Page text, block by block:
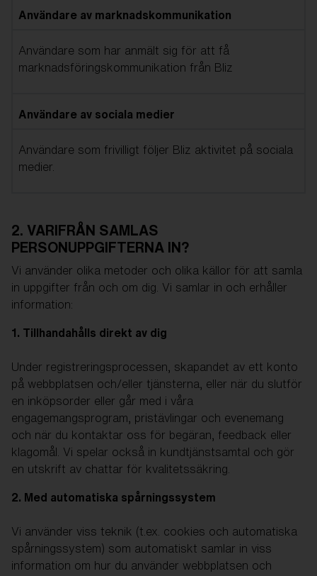
Användare av marknadskommunikation
Användare som har anmält sig för att få
marknadsföringskommunikation från Bliz
Användare av sociala medier
Användare som frivilligt följer Bliz aktivitet på sociala
medier.
2. VARIFRÅN SAMLAS
PERSONUPPGIFTERNA IN?
Vi använder olika metoder och olika källor för att samla
in uppgifter från och om dig. Vi samlar in och erhåller
information:
1. Tillhandahålls direkt av dig
Under registreringsprocessen, skapandet av ett konto
på webbplatsen och/eller tjänsterna, eller när du slutför
en inköpsorder eller går med i våra
engagemangsprogram, pristävlingar och evenemang
och när du kontaktar oss för begäran, feedback eller
klagomål. Vi spelar också in kundtjänstsamtal och gör
en utskrift av chattar för kvalitetssäkring.
2. Med automatiska spårningssystem
Vi använder viss teknik (t.ex. cookies och automatiska
spårningssystem) som automatiskt samlar in viss
information om hur du använder webbplatsen och